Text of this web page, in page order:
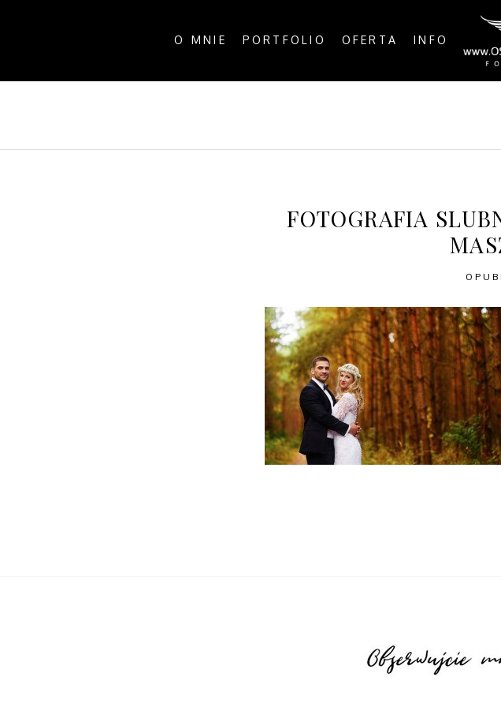
O MNIE PORTFOLIO OFERTA INFO
FOTOGRAFIA